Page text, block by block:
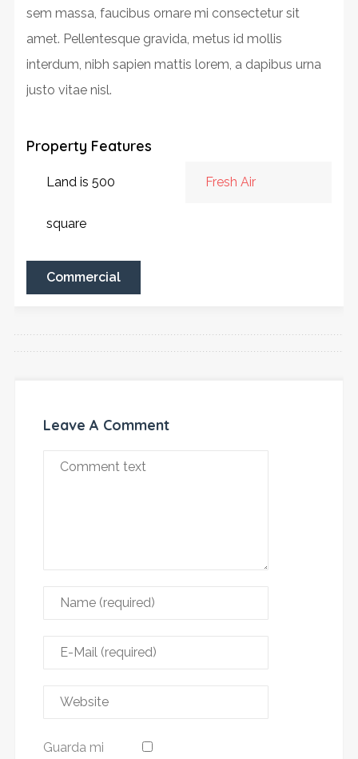
sem massa, faucibus ornare mi consectetur sit
amet. Pellentesque gravida, metus id mollis
interdum, nibh sapien mattis lorem, a dapibus urna
justo vitae nisl.
Property Features
Land is 500
square
Fresh Air
Commercial
Leave A Comment
Guarda mi